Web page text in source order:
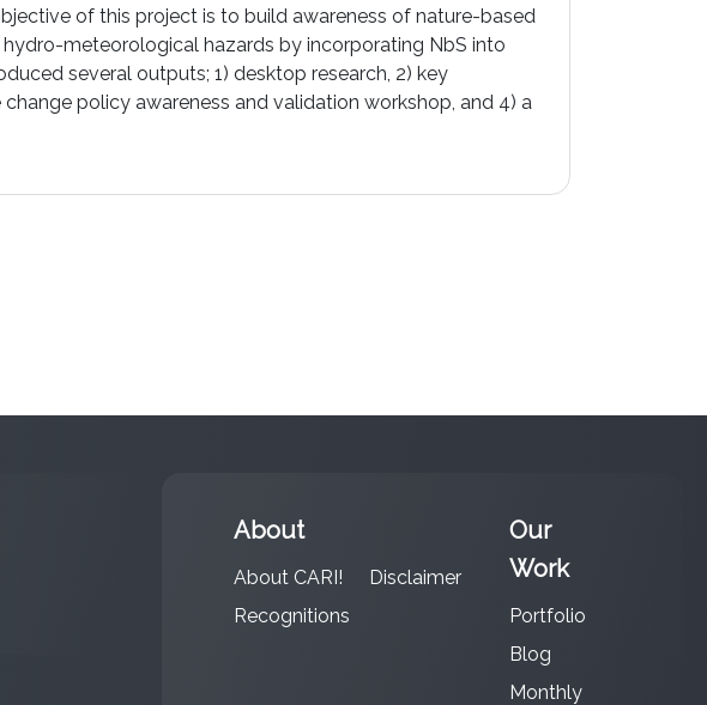
of this project is to build awareness of nature-based
meteorological hazards by incorporating NbS into
several outputs; 1) desktop research, 2) key
policy awareness and validation workshop, and 4) a
About
About CARI!
Recognitions
Disclaimer
Our
Work
Portfolio
Blog
Monthly